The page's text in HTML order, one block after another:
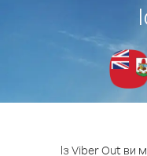
Із Viber Out ви